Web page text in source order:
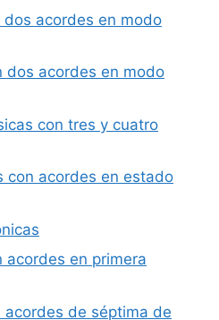
dos acordes en modo
dos acordes en modo
con tres y cuatro
con acordes en estado
acordes en primera
acordes de séptima de